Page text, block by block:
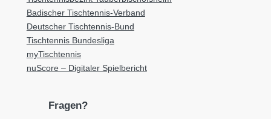
Badischer Tischtennis-Verband
Deutscher Tischtennis-Bund
Tischtennis Bundesliga
myTischtennis
nuScore – Digitaler Spielbericht
Fragen?